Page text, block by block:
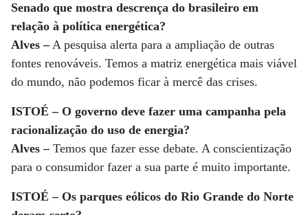
Senado que mostra descrença do brasileiro em
relação à política energética?
Alves –A pesquisa alerta para a ampliação de outras
fontes renováveis. Temos a matriz energética mais viável
do mundo, não podemos ficar à mercê das crises.
ISTOÉ – O governo deve fazer uma campanha pela
racionalização do uso de energia?
Alves – Temos que fazer esse debate. A conscientização
para o consumidor fazer a sua parte é muito importante.
ISTOÉ – Os parques eólicos do Rio Grande do Norte